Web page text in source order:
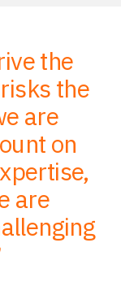
the
the
are
on
are